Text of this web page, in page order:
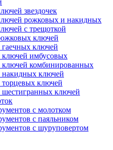
звездочек
рожковых и накидных
с трещоткой
ключей
ключей
имбусовых
комбинированных
ключей
ключей
ключей
с молотком
с паяльником
с шуруповертом